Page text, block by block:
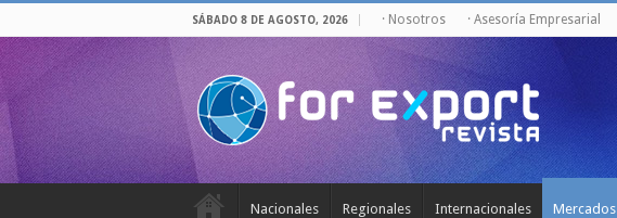
SÁBADO 8 DE AGOSTO, 2026 · Nosotros · Asesoría Empresarial
Nacionales Regionales Internacionales Mercados